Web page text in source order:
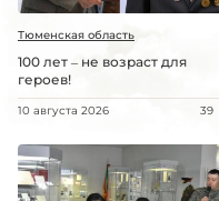
Тюменская область
100 лет – не возраст для
героев!
10 августа 2026 39